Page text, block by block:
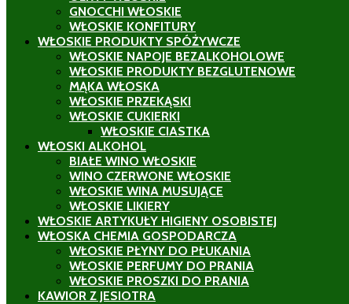
GNOCCHI WŁOSKIE
WŁOSKIE KONFITURY
WŁOSKIE PRODUKTY SPÓŻYWCZE
WŁOSKIE NAPOJE BEZALKOHOLOWE
WŁOSKIE PRODUKTY BEZGLUTENOWE
MĄKA WŁOSKA
WŁOSKIE PRZEKĄSKI
WŁOSKIE CUKIERKI
WŁOSKIE CIASTKA
WŁOSKI ALKOHOL
BIAŁE WINO WŁOSKIE
WINO CZERWONE WŁOSKIE
WŁOSKIE WINA MUSUJĄCE
WŁOSKIE LIKIERY
WŁOSKIE ARTYKUŁY HIGIENY OSOBISTEJ
WŁOSKA CHEMIA GOSPODARCZA
WŁOSKIE PŁYNY DO PŁUKANIA
WŁOSKIE PERFUMY DO PRANIA
WŁOSKIE PROSZKI DO PRANIA
KAWIOR Z JESIOTRA